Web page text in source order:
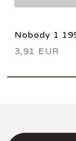
Nobody 1
3,91 EUR